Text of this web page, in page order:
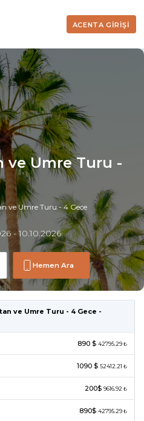
ACENTA GİRİŞİ
ve Umre Turu -
ve Umre Turu - 4 Gece
- 10.10.2026
Hemen Ara
ve Umre Turu - 4 Gece -
890 $ 42795.29 ₺
1090 $ 52412.21 ₺
200$ 9616.92 ₺
890$ 42795.29 ₺